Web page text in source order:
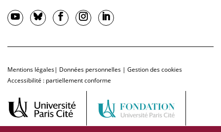
Mentions légales| Données personnelles | Gestion des cookies
Accessibilité : partiellement conforme